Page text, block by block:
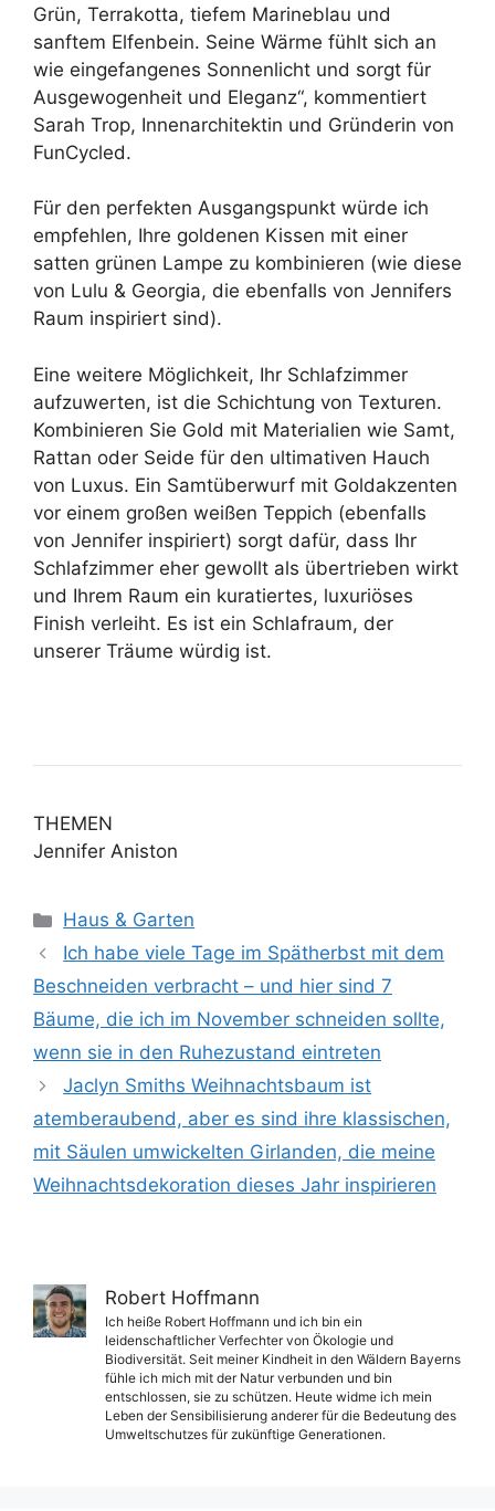
Grün, Terrakotta, tiefem Marineblau und
sanftem Elfenbein. Seine Wärme fühlt sich an
wie eingefangenes Sonnenlicht und sorgt für
Ausgewogenheit und Eleganz“, kommentiert
Sarah Trop, Innenarchitektin und Gründerin von
FunCycled.
Für den perfekten Ausgangspunkt würde ich
empfehlen, Ihre goldenen Kissen mit einer
satten grünen Lampe zu kombinieren (wie diese
von Lulu & Georgia, die ebenfalls von Jennifers
Raum inspiriert sind).
Eine weitere Möglichkeit, Ihr Schlafzimmer
aufzuwerten, ist die Schichtung von Texturen.
Kombinieren Sie Gold mit Materialien wie Samt,
Rattan oder Seide für den ultimativen Hauch
von Luxus. Ein Samtüberwurf mit Goldakzenten
vor einem großen weißen Teppich (ebenfalls
von Jennifer inspiriert) sorgt dafür, dass Ihr
Schlafzimmer eher gewollt als übertrieben wirkt
und Ihrem Raum ein kuratiertes, luxuriöses
Finish verleiht. Es ist ein Schlafraum, der
unserer Träume würdig ist.
THEMEN
Jennifer Aniston
Kategorien
Haus & Garten
Ich habe viele Tage im Spätherbst mit dem
Beschneiden verbracht – und hier sind 7
Bäume, die ich im November schneiden sollte,
wenn sie in den Ruhezustand eintreten
Jaclyn Smiths Weihnachtsbaum ist
atemberaubend, aber es sind ihre klassischen,
mit Säulen umwickelten Girlanden, die meine
Weihnachtsdekoration dieses Jahr inspirieren
Robert Hoffmann
Ich heiße Robert Hoffmann und ich bin ein
leidenschaftlicher Verfechter von Ökologie und
Biodiversität. Seit meiner Kindheit in den Wäldern Bayerns
fühle ich mich mit der Natur verbunden und bin
entschlossen, sie zu schützen. Heute widme ich mein
Leben der Sensibilisierung anderer für die Bedeutung des
Umweltschutzes für zukünftige Generationen.